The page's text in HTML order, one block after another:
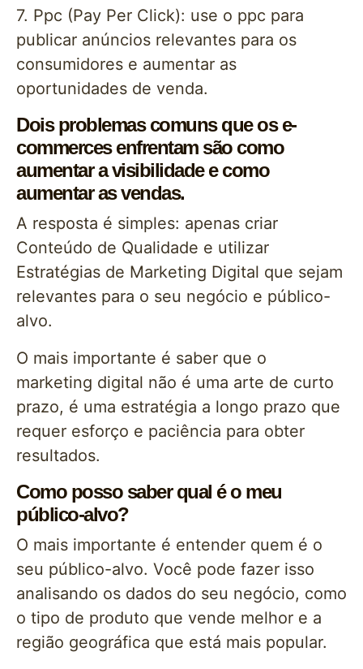
7. Ppc (Pay Per Click): use o ppc para
publicar anúncios relevantes para os
consumidores e aumentar as
oportunidades de venda.
Dois problemas comuns que os e-
commerces enfrentam são como
aumentar a visibilidade e como
aumentar as vendas.
A resposta é simples: apenas criar
Conteúdo de Qualidade e utilizar
Estratégias de Marketing Digital que sejam
relevantes para o seu negócio e público-
alvo.
O mais importante é saber que o
marketing digital não é uma arte de curto
prazo, é uma estratégia a longo prazo que
requer esforço e paciência para obter
resultados.
Como posso saber qual é o meu
público-alvo?
O mais importante é entender quem é o
seu público-alvo. Você pode fazer isso
analisando os dados do seu negócio, como
o tipo de produto que vende melhor e a
região geográfica que está mais popular.